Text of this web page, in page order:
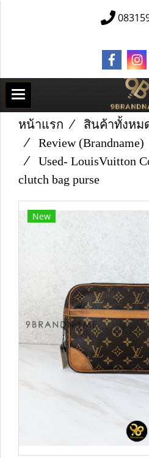
หน้าแรก
สินค้าทั้งหม
Review (Brandname)
Used​- Louis​Vuitton
clutch bag purse
New